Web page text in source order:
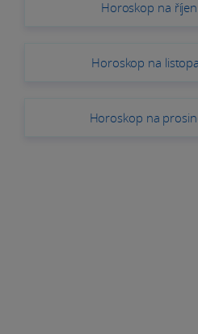
Horoskop na
Horoskop na
Horoskop na